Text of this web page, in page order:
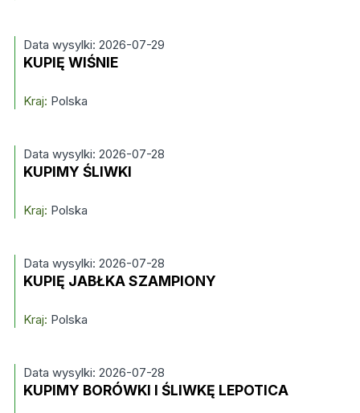
Data wysylki: 2026-07-29
KUPIĘ WIŚNIE
Kraj: Polska
Data wysylki: 2026-07-28
KUPIMY ŚLIWKI
Kraj: Polska
Data wysylki: 2026-07-28
KUPIĘ JABŁKA SZAMPIONY
Kraj: Polska
Data wysylki: 2026-07-28
KUPIMY BORÓWKI I ŚLIWKĘ LEPOTICA